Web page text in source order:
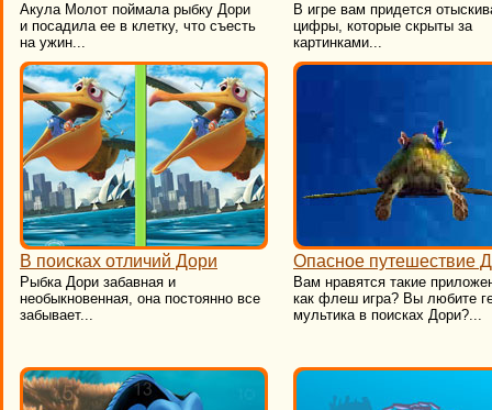
Акула Молот поймала рыбку Дори
и посадила ее в клетку, что съесть
на ужин...
В игре вам придется
цифры, которые скрыты за
картинками...
В поисках отличий Дори
Рыбка Дори забавная и
необыкновенная, она постоянно все
забывает...
Опасное путешествие
Вам нравятся такие
как флеш игра? Вы любите
мультика в поисках Дори?...